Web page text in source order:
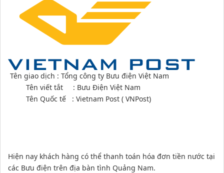
Tên giao dịch : Tổng công ty Bưu điện Việt Nam
Tên viết tắt : Bưu Điện Việt Nam
Tên Quốc tế : Vietnam Post ( VNPost)
Hiện nay khách hàng có thể thanh toán hóa đơn tiền nước tại
các Bưu điện trên địa bàn tình Quảng Nam.